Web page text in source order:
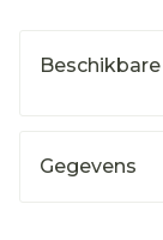
Gegevens